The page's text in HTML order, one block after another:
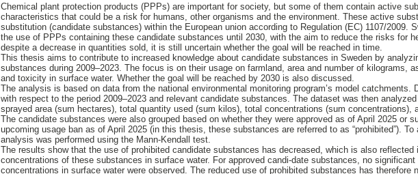
Chemical plant protection products (PPPs) are important for society, but some of them contain active
characteristics that could be a risk for humans, other organisms and the environment. These active
substitution (candidate substances) within the European union according to Regulation (EC) 1107/2009.
the use of PPPs containing these candidate substances until 2030, with the aim to reduce the risks for
despite a decrease in quantities sold, it is still uncertain whether the goal will be reached in time.
This thesis aims to contribute to increased knowledge about candidate substances in Sweden by
substances during 2009–2023. The focus is on their usage on farmland, area and number of kilograms,
and toxicity in surface water. Whether the goal will be reached by 2030 is also discussed.
The analysis is based on data from the national environmental monitoring program’s model catchments.
with respect to the period 2009–2023 and relevant candidate substances. The dataset was then
sprayed area (sum hectares), total quantity used (sum kilos), total concentrations (sum concentrations),
The candidate substances were also grouped based on whether they were approved as of April 2025 or
upcoming usage ban as of April 2025 (in this thesis, these substances are referred to as “prohibited”).
analysis was performed using the Mann-Kendall test.
The results show that the use of prohibited candidate substances has decreased, which is also reflected
concentrations of these substances in surface water. For approved candi-date substances, no
concentrations in surface water were observed. The reduced use of prohibited substances has therefore